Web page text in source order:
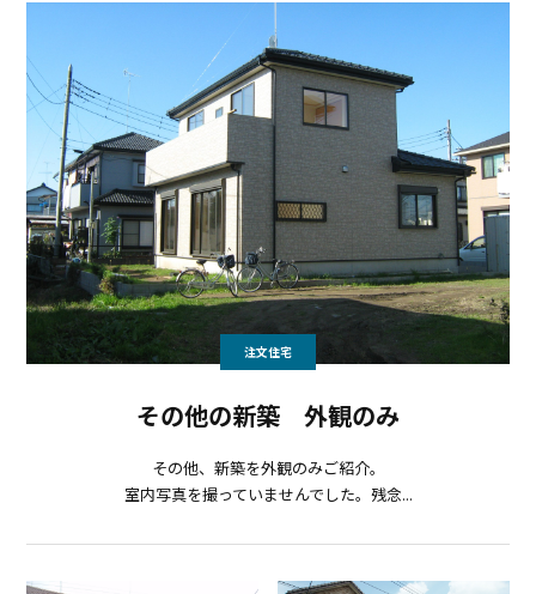
注文住宅
その他の新築 外観のみ
その他、新築を外観のみご紹介。
室内写真を撮っていませんでした。残念...